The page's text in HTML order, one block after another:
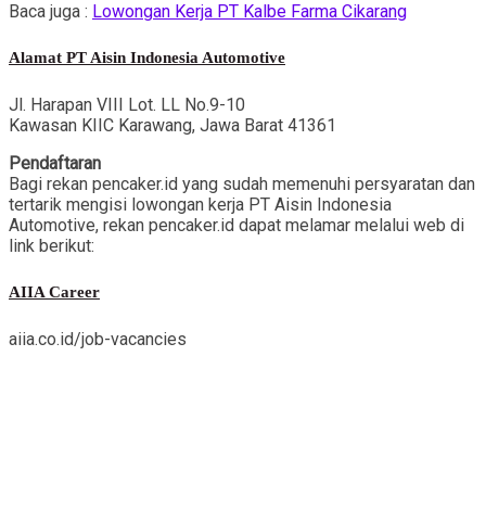
Baca juga : Lowongan Kerja PT Kalbe Farma Cikarang
Alamat PT Aisin Indonesia Automotive
Jl. Harapan VIII Lot. LL No.9-10
Kawasan KIIC Karawang, Jawa Barat 41361
Pendaftaran
Bagi rekan pencaker.id yang sudah memenuhi persyaratan dan
tertarik mengisi lowongan kerja PT Aisin Indonesia
Automotive, rekan pencaker.id dapat melamar melalui web di
link berikut:
AIIA Career
aiia.co.id/job-vacancies